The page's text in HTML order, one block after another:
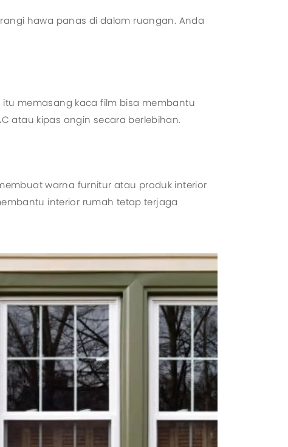
hawa panas di dalam ruangan. Anda
memasang kaca film bisa membantu
atau kipas angin secara berlebihan.
warna furnitur atau produk interior
interior rumah tetap terjaga